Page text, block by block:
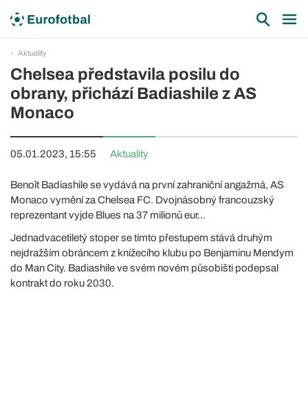
Aktuality
Chelsea představila posilu do
obrany, přichází Badiashile z AS
Monaco
05.01.2023, 15:55 Aktuality
Benoît Badiashile se vydává na první zahraniční angažmá, AS
Monaco vymění za Chelsea FC. Dvojnásobný francouzský
reprezentant vyjde Blues na 37 milionů eur...
Jednadvacetiletý stoper se tímto přestupem stává druhým
nejdražším obráncem z knížecího klubu po Benjaminu Mendym
do Man City. Badiashile ve svém novém působišti podepsal
kontrakt do roku 2030.